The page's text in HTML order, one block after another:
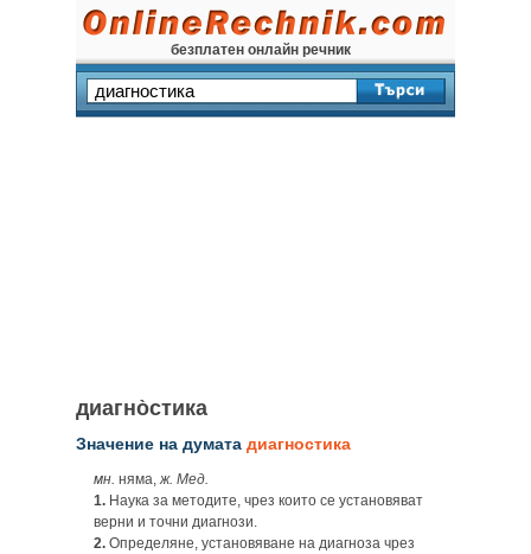
безплатен онлайн речник
диагно̀стика
Значение на думата диагностика
мн. няма,ж. Мед.
1. Наука за методите, чрез които се установяват
верни и точни диагнози.
2. Определяне, установяване на диагноза чрез